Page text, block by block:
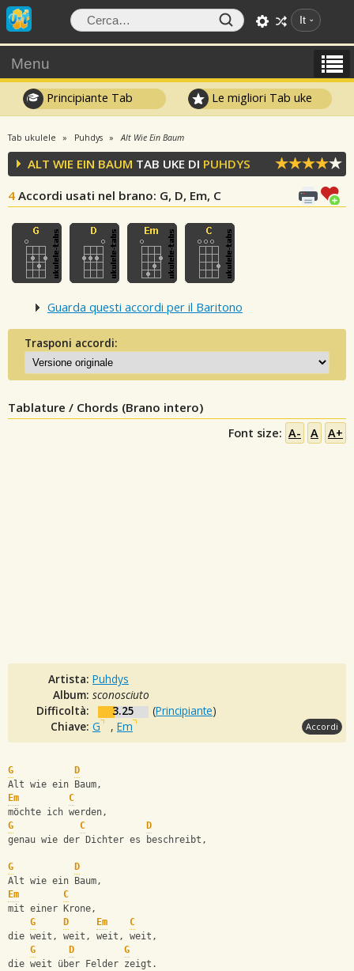
It
Menu
Principiante Tab Le migliori Tab uke
Tab ukulele Puhdys Alt Wie Ein Baum
ALT WIE EIN BAUM TAB UKE DI PUHDYS
4 Accordi usati nel brano: G, D, Em, C
Guarda questi accordi per il Baritono
Trasponi accordi:
Tablature / Chords (Brano intero)
Font size: A- A A+
Artista: Puhdys
Album: sconosciuto
Difficoltà:
3.25 (Principiante)
Chiave: G , Em Accordi
G
D
Alt wie ein Baum,
Em
C
möchte ich werden,
G
C
D
genau wie der Dichter es beschreibt,
G
D
Alt wie ein Baum,
Em
C
mit einer Krone,
G
D Em
C
die weit, weit, weit, weit,
G
D
G
die weit über Felder zeigt.